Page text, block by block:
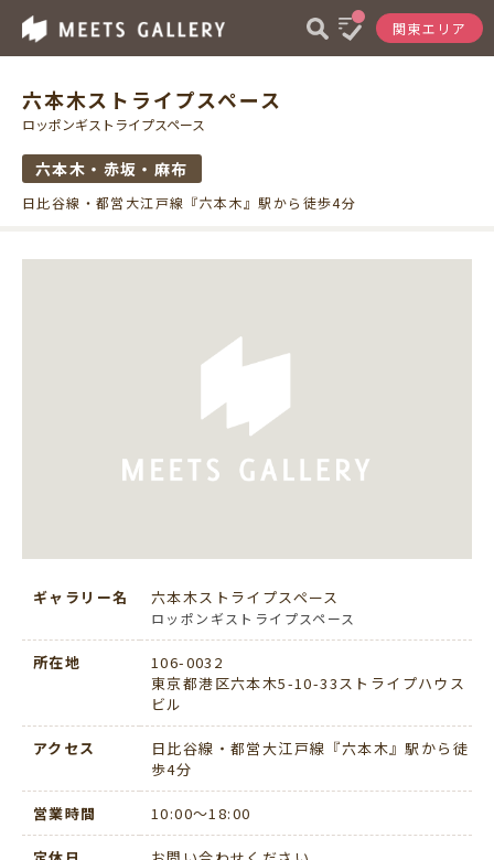
関東エリア
六本木ストライプスペース
ロッポンギストライプスペース
六本木・赤坂・麻布
日比谷線・都営大江戸線『六本木』駅から徒歩4分
ギャラリー名 六本木ストライプスペース
ロッポンギストライプスペース
所在地
106-0032
東京都港区六本木5-10-33ストライプハウス
ビル
アクセス
日比谷線・都営大江戸線『六本木』駅から徒
歩4分
営業時間 10:00〜18:00